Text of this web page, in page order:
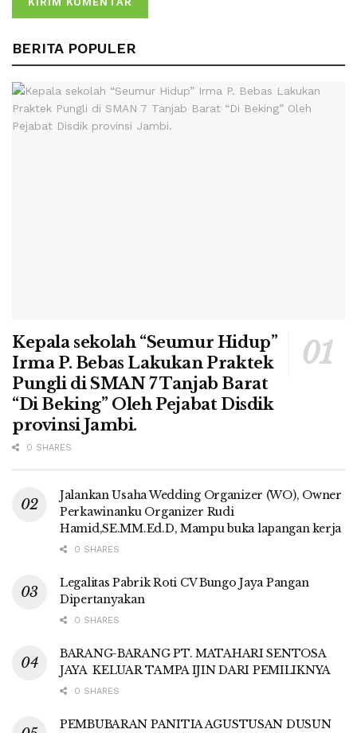
BERITA POPULER
Kepala sekolah “Seumur Hidup”
Irma P. Bebas Lakukan Praktek
Pungli di SMAN 7 Tanjab Barat
“Di Beking” Oleh Pejabat Disdik
provinsi Jambi.
0 SHARES
Jalankan Usaha Wedding Organizer (WO), Owner
Perkawinanku Organizer Rudi
Hamid,SE.MM.Ed.D, Mampu buka lapangan kerja
0 SHARES
Legalitas Pabrik Roti CV Bungo Jaya Pangan
Dipertanyakan
0 SHARES
BARANG-BARANG PT. MATAHARI SENTOSA
JAYA KELUAR TAMPA IJIN DARI PEMILIKNYA
0 SHARES
PEMBUBARAN PANITIA AGUSTUSAN DUSUN